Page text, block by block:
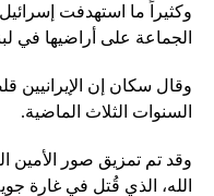
وكثيراً ما استهدفت إسرائيل
الجماعة على أراضيها في
وقال سكان إن الإيرانيين
السنوات الثلاث الماضية.
وقد تم تمزيق صور الأمين
الله، الذي قُتل في غارة